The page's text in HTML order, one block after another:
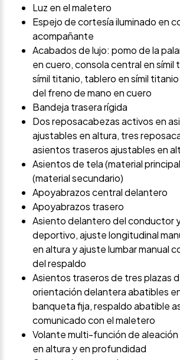
Luz en el maletero
Espejo de cortesía iluminado en
acompañante
Acabados de lujo: pomo de la
en cuero, consola central en símil
símil titanio, tablero en símil
del freno de mano en cuero
Bandeja trasera rígida
Dos reposacabezas activos en
ajustables en altura, tres
asientos traseros ajustables en
Asientos de tela (material
(material secundario)
Apoyabrazos central delantero
Apoyabrazos trasero
Asiento delantero del conductor
deportivo, ajuste longitudinal
en altura y ajuste lumbar manual
del respaldo
Asientos traseros de tres plazas
orientación delantera abatibles
banqueta fija, respaldo abatible
comunicado con el maletero
Volante multi-función de
en altura y en profundidad